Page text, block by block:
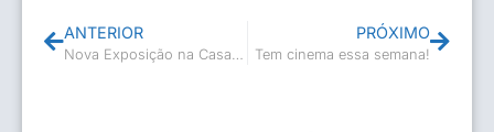
ANTERIOR PRÓXIMO
Tem cinema essa semana!